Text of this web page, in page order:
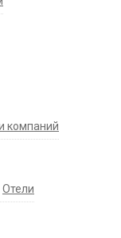
компаний
Отели